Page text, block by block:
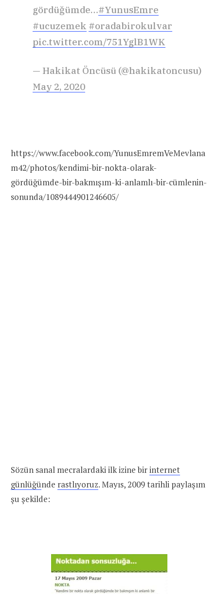
gördüğümde…#YunusEmre
#ucuzemek #oradabirokulvar
pic.twitter.com/751YglB1WK
— Hakikat Öncüsü (@hakikatoncusu)
May 2, 2020
https://www.facebook.com/YunusEmremVeMevlana
m42/photos/kendimi-bir-nokta-olarak-
gördüğümde-bir-bakmışım-ki-anlamlı-bir-cümlenin-
sonunda/1089444901246605/
Sözün sanal mecralardaki ilk izine birinternet
günlüğünde rastlıyoruz. Mayıs, 2009 tarihli paylaşım
şu şekilde: